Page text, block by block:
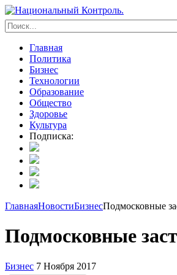
Главная
Политика
Бизнес
Технологии
Образование
Общество
Здоровье
Культура
Подписка:
ГлавнаяНовостиБизнесПодмосковные
Подмосковные
Бизнес 7 Ноября 2017